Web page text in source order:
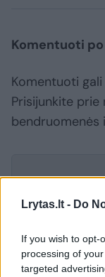
Lrytas.lt - Do
If you wish to opt-
processing of
targeted
Komentuoti
Komentuoti
Prisijunkite
bendruomenės